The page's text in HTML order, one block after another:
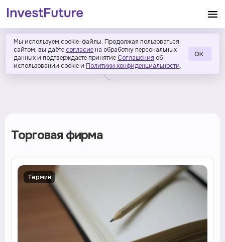
Мы используем cookie-файлы. Продолжая пользоваться
сайтом, вы даёте согласие на обработку персональных
данных и подтверждаете принятие Соглашения об
использовании cookie и Политики конфиденциальности.
ОК
Торговая фирма
Термин